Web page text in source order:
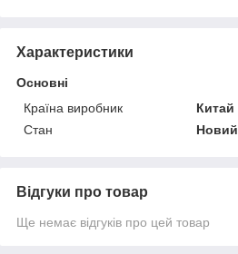
Характеристики
Основні
Країна виробник
Китай
Стан
Новий
Відгуки про товар
Ще немає відгуків про цей товар